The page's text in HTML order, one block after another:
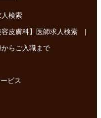
人検索
容皮膚科】医師求人検索 |
からご入職まで
ビス